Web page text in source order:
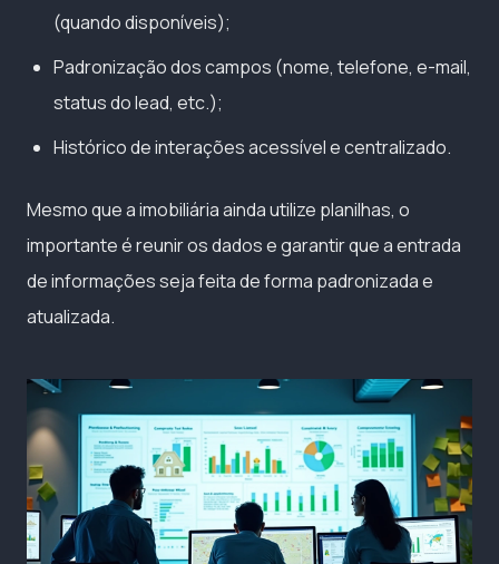
(quando disponíveis);
Padronização dos campos (nome, telefone, e-mail,
status do lead, etc.);
Histórico de interações acessível e centralizado.
Mesmo que a imobiliária ainda utilize planilhas, o
importante é reunir os dados e garantir que a entrada
de informações seja feita de forma padronizada e
atualizada.